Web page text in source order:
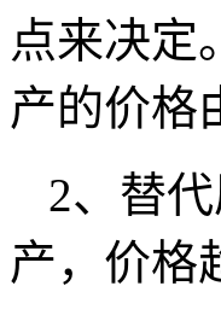
点来决定
产的价格
2、替
产，价格